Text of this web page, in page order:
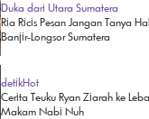
Duka dari Utara Sumatera
Ria Ricis Pesan Jangan Tanya
Banjir-Longsor Sumatera
detikHot
Cerita Teuku Ryan Ziarah ke
Makam Nabi Nuh